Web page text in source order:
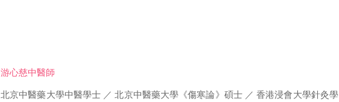
游心慈中醫師
北京中醫藥大學中醫學士 ／ 北京中醫藥大學《傷寒論》碩士 ／ 香港浸會大學針灸學